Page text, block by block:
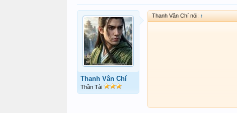
Thanh Vân Chí
Thần Tài
Thanh Vân Chí nói: ↑